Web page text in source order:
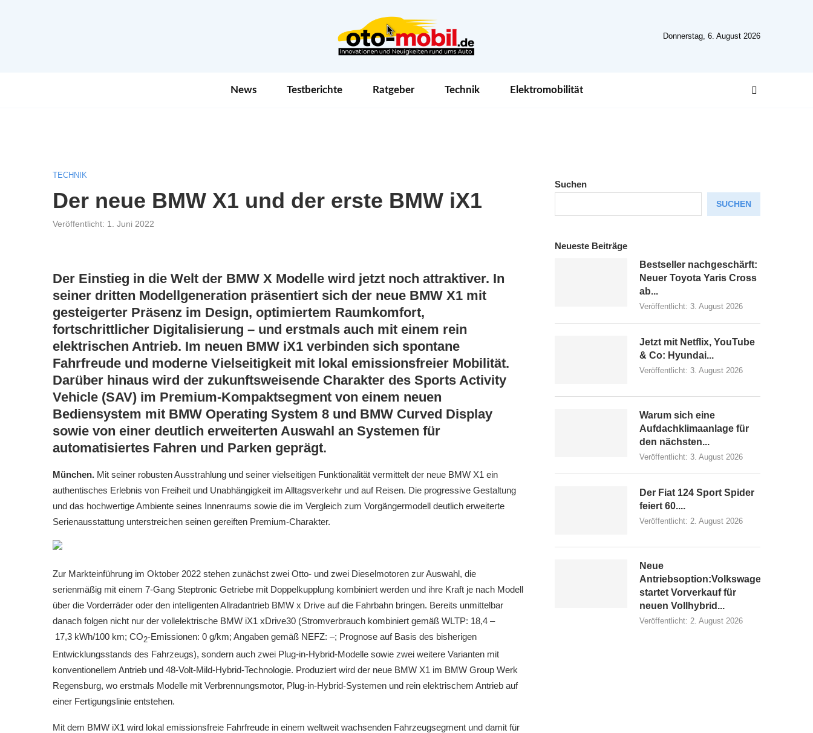
Donnerstag, 6. August 2026
News Testberichte Ratgeber Technik Elektromobilität
TECHNIK
Der neue BMW X1 und der erste BMW iX1
Veröffentlicht: 1. Juni 2022
Der Einstieg in die Welt der BMW X Modelle wird jetzt noch attraktiver. In
seiner dritten Modellgeneration präsentiert sich der neue BMW X1 mit
gesteigerter Präsenz im Design, optimiertem Raumkomfort,
fortschrittlicher Digitalisierung – und erstmals auch mit einem rein
elektrischen Antrieb. Im neuen BMW iX1 verbinden sich spontane
Fahrfreude und moderne Vielseitigkeit mit lokal emissionsfreier Mobilität.
Darüber hinaus wird der zukunftsweisende Charakter des Sports Activity
Vehicle (SAV) im Premium-Kompaktsegment von einem neuen
Bediensystem mit BMW Operating System 8 und BMW Curved Display
sowie von einer deutlich erweiterten Auswahl an Systemen für
automatisiertes Fahren und Parken geprägt.
München. Mit seiner robusten Ausstrahlung und seiner vielseitigen Funktionalität vermittelt der neue BMW X1 ein
authentisches Erlebnis von Freiheit und Unabhängigkeit im Alltagsverkehr und auf Reisen. Die progressive Gestaltung
und das hochwertige Ambiente seines Innenraums sowie die im Vergleich zum Vorgängermodell deutlich erweiterte
Serienausstattung unterstreichen seinen gereiften Premium-Charakter.
Zur Markteinführung im Oktober 2022 stehen zunächst zwei Otto- und zwei Dieselmotoren zur Auswahl, die
serienmäßig mit einem 7-Gang Steptronic Getriebe mit Doppelkupplung kombiniert werden und ihre Kraft je nach Modell
über die Vorderräder oder den intelligenten Allradantrieb BMW x Drive auf die Fahrbahn bringen. Bereits unmittelbar
danach folgen nicht nur der vollelektrische BMW iX1 xDrive30 (Stromverbrauch kombiniert gemäß WLTP: 18,4 –
17,3 kWh/100 km; CO2-Emissionen: 0 g/km; Angaben gemäß NEFZ: –; Prognose auf Basis des bisherigen
Entwicklungsstands des Fahrzeugs), sondern auch zwei Plug-in-Hybrid-Modelle sowie zwei weitere Varianten mit
konventionellem Antrieb und 48-Volt-Mild-Hybrid-Technologie. Produziert wird der neue BMW X1 im BMW Group Werk
Regensburg, wo erstmals Modelle mit Verbrennungsmotor, Plug-in-Hybrid-Systemen und rein elektrischem Antrieb auf
einer Fertigungslinie entstehen.
Mit dem BMW iX1 wird lokal emissionsfreie Fahrfreude in einem weltweit wachsenden Fahrzeugsegment und damit für
Suchen
SUCHEN
Neueste Beiträge
Bestseller nachgeschärft:
Neuer Toyota Yaris Cross
ab...
Veröffentlicht: 3. August 2026
Jetzt mit Netflix, YouTube
& Co: Hyundai...
Veröffentlicht: 3. August 2026
Warum sich eine
Aufdachklimaanlage für
den nächsten...
Veröffentlicht: 3. August 2026
Der Fiat 124 Sport Spider
feiert 60....
Veröffentlicht: 2. August 2026
Neue
Antriebsoption:Volkswagen
startet Vorverkauf für
neuen Vollhybrid...
Veröffentlicht: 2. August 2026